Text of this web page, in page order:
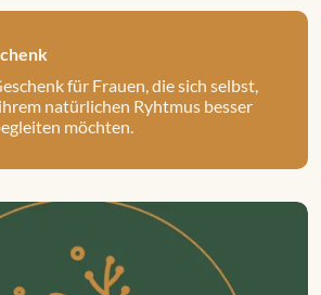
für Frauen, die sich selbst,
natürlichen Ryhtmus besser
möchten.